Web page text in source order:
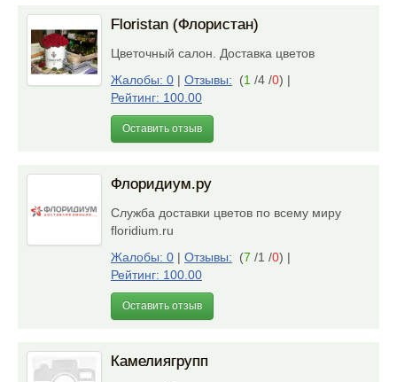
Floristan (Флористан)
Цветочный салон. Доставка цветов
Жалобы: 0 | Отзывы: (1 /4 /0) |
Рейтинг: 100.00
Оставить отзыв
Флоридиум.ру
Служба доставки цветов по всему миру
floridium.ru
Жалобы: 0 | Отзывы: (7 /1 /0) |
Рейтинг: 100.00
Оставить отзыв
Камелиягрупп